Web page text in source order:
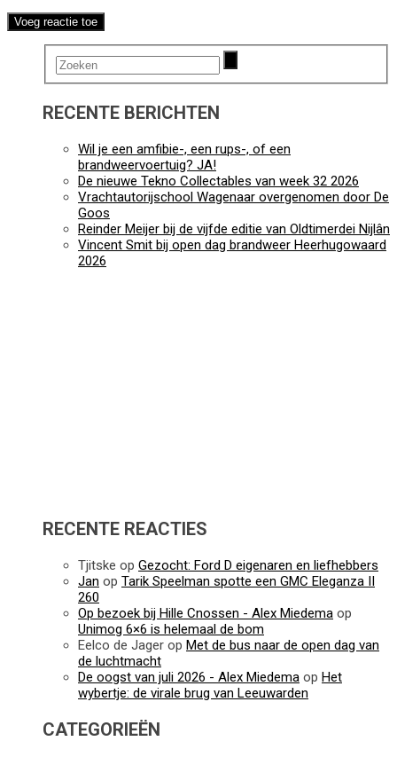
RECENTE BERICHTEN
Wil je een amfibie-, een rups-, of een
brandweervoertuig? JA!
De nieuwe Tekno Collectables van week 32 2026
Vrachtautorijschool Wagenaar overgenomen door De
Goos
Reinder Meijer bij de vijfde editie van Oldtimerdei Nijlân
Vincent Smit bij open dag brandweer Heerhugowaard
2026
RECENTE REACTIES
Tjitske op Gezocht: Ford D eigenaren en liefhebbers
Jan op Tarik Speelman spotte een GMC Eleganza II
260
Op bezoek bij Hille Cnossen - Alex Miedema op
Unimog 6×6 is helemaal de bom
Eelco de Jager op Met de bus naar de open dag van
de luchtmacht
De oogst van juli 2026 - Alex Miedema op Het
wybertje: de virale brug van Leeuwarden
CATEGORIEËN